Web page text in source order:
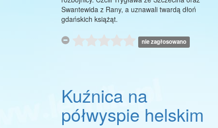
Swantewida z Rany, a uznawali twardą dłoń
gdańskich książąt.
nie zagłosowano
Kuźnica na
półwyspie helskim